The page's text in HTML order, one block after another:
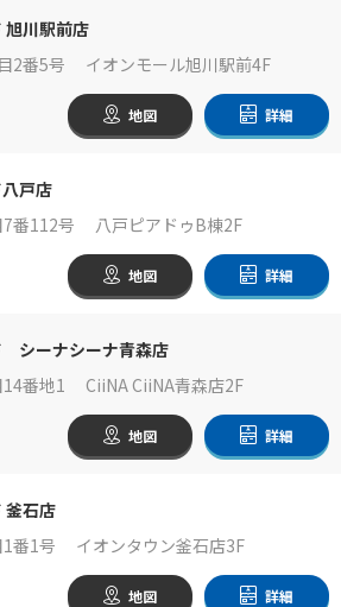
旭川駅前店
2番5号 イオンモール旭川駅前4F
地図 詳細
戸店
7番112号 八戸ピアドゥB棟2F
地図 詳細
シーナシーナ青森店
14番地1 CiiNA CiiNA青森店2F
地図 詳細
釜石店
1番1号 イオンタウン釜石店3F
地図 詳細